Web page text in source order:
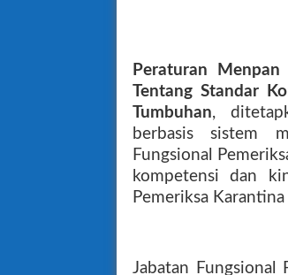
Peraturan
Tentang Standar
Tumbuhan,
berbasis sistem
Fungsional
kompetensi dan
Pemeriksa
Jabatan Fungsional